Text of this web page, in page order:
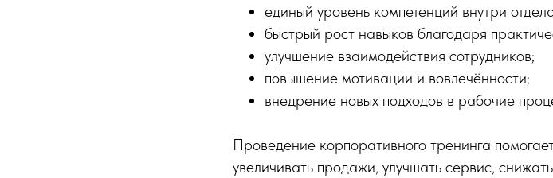
единый уровень компетенций внутри
быстрый рост навыков благодаря
улучшение взаимодействия сотрудников;
повышение мотивации и вовлечённости;
внедрение новых подходов в рабочие
Проведение корпоративного тренинга
увеличивать продажи, улучшать сервис,